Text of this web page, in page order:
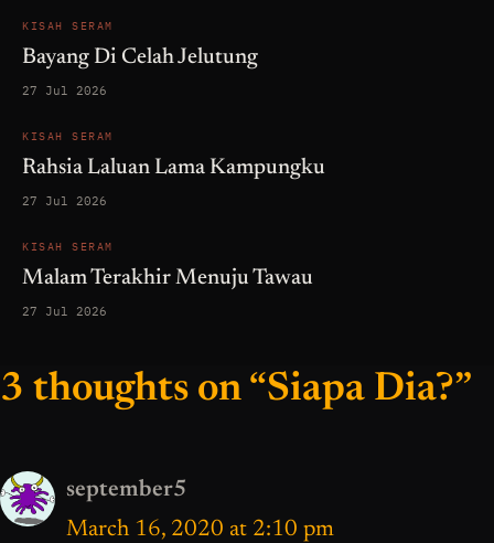
KISAH SERAM
Bayang Di Celah Jelutung
27 Jul 2026
KISAH SERAM
Rahsia Laluan Lama Kampungku
27 Jul 2026
KISAH SERAM
Malam Terakhir Menuju Tawau
27 Jul 2026
3 thoughts on “Siapa Dia?”
september5
March 16, 2020 at 2:10 pm